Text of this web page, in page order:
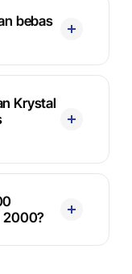
bebas
Krystal
2000?